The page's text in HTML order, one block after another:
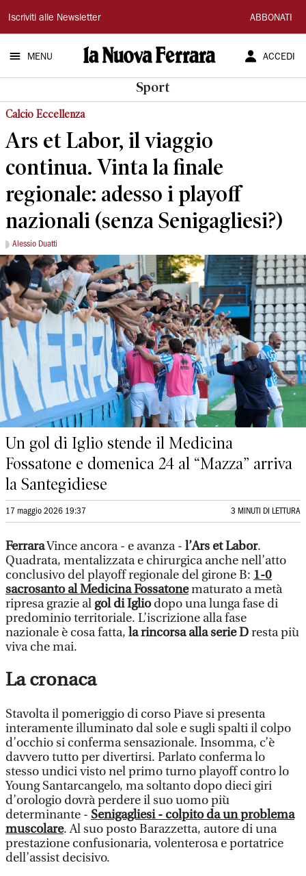
La
Nuova
Ferrara
Iscriviti alle Newsletter ABBONATI
MENU ACCEDI
Sport
Calcio Eccellenza
Ars et Labor, il viaggio
continua. Vinta la finale
regionale: adesso i playoff
nazionali (senza Senigagliesi?)
Alessio Duatti
Un gol di Iglio stende il Medicina
Fossatone e domenica 24 al “Mazza” arriva
la Santegidiese
17 maggio 2026 19:37 3 MINUTI DI LETTURA
FerraraVince ancora - e avanza - l’Ars et Labor.
Quadrata, mentalizzata e chirurgica anche nell’atto
conclusivo del playoff regionale del girone B: 1-0
sacrosanto al Medicina Fossatonematurato a metà
ripresa grazie al gol di Igliodopo una lunga fase di
predominio territoriale. L’iscrizione alla fase
nazionale è cosa fatta, la rincorsa alla serie Dresta più
viva che mai.
La cronaca
Stavolta il pomeriggio di corso Piave si presenta
interamente illuminato dal sole e sugli spalti il colpo
d’occhio si conferma sensazionale. Insomma, c’è
davvero tutto per divertirsi. Parlato conferma lo
stesso undici visto nel primo turno playoff contro lo
Young Santarcangelo, ma soltanto dopo dieci giri
d’orologio dovrà perdere il suo uomo più
determinante - Senigagliesi - colpito da un problema
muscolare. Al suo posto Barazzetta, autore di una
prestazione confusionaria, volenterosa e portatrice
dell’assist decisivo.